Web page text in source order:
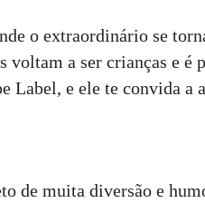
o extraordinário se
a ser crianças e é
Label, e ele te convida a
de muita diversão e